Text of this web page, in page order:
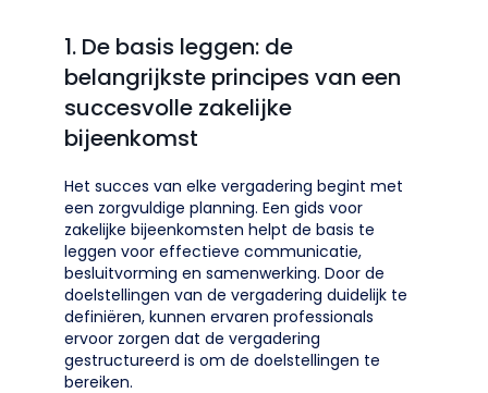
1. De basis leggen: de
belangrijkste principes van een
succesvolle zakelijke
bijeenkomst
Het succes van elke vergadering begint met
een zorgvuldige planning. Een gids voor
zakelijke bijeenkomsten helpt de basis te
leggen voor effectieve communicatie,
besluitvorming en samenwerking. Door de
doelstellingen van de vergadering duidelijk te
definiëren, kunnen ervaren professionals
ervoor zorgen dat de vergadering
gestructureerd is om de doelstellingen te
bereiken.